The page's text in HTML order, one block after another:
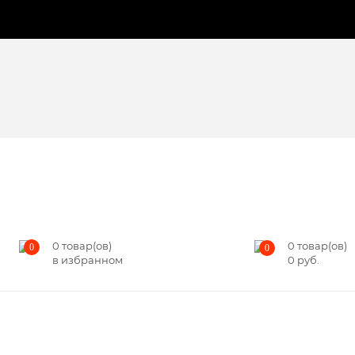
0 0 товар(ов)
в избранном
0 0 товар(ов)
0 руб.